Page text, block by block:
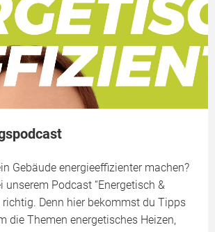
Gebäude energieeffizienter machen?
unserem Podcast “Energetisch &
richtig. Denn hier bekommst du Tipps
die Themen energetisches Heizen,